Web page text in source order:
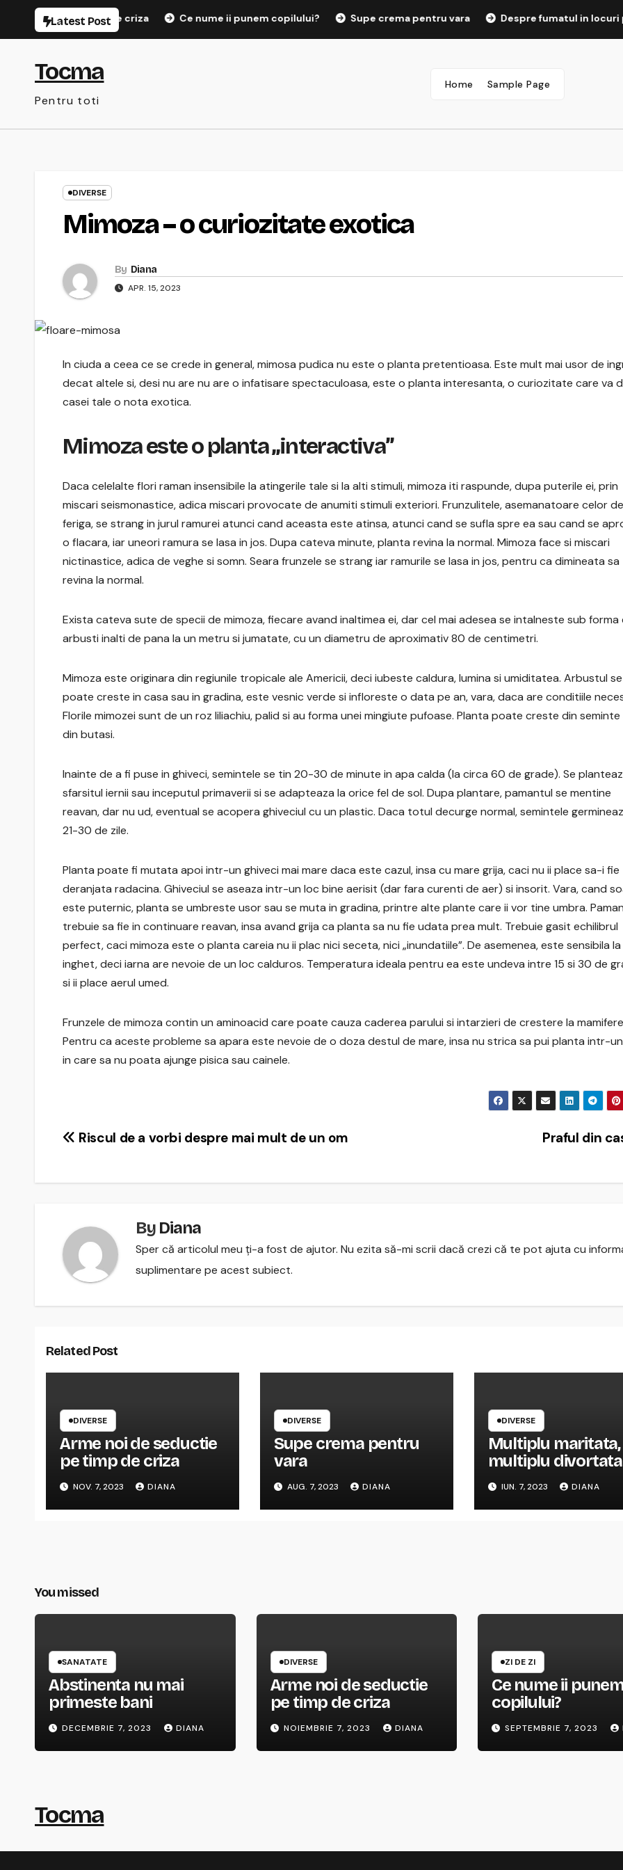
Latest Post
pe timp de criza Ce nume ii punem copilului? Supe crema pentru vara Despre fumatul in locuri
Tocma
Pentru toti
Home Sample Page
DIVERSE
Mimoza – o curiozitate exotica
By Diana
APR. 15, 2023
In ciuda a ceea ce se crede in general, mimosa pudica nu este o planta pretentioasa. Este mult mai usor de
decat altele si, desi nu are nu are o infatisare spectaculoasa, este o planta interesanta, o curiozitate care va
casei tale o nota exotica.
Mimoza este o planta „interactiva”
Daca celelalte flori raman insensibile la atingerile tale si la alti stimuli, mimoza iti raspunde, dupa puterile ei, prin
miscari seismonastice, adica miscari provocate de anumiti stimuli exteriori. Frunzulitele, asemanatoare celor de
feriga, se strang in jurul ramurei atunci cand aceasta este atinsa, atunci cand se sufla spre ea sau cand se
o flacara, iar uneori ramura se lasa in jos. Dupa cateva minute, planta revina la normal. Mimoza face si miscari
nictinastice, adica de veghe si somn. Seara frunzele se strang iar ramurile se lasa in jos, pentru ca dimineata sa
revina la normal.
Exista cateva sute de specii de mimoza, fiecare avand inaltimea ei, dar cel mai adesea se intalneste sub forma
arbusti inalti de pana la un metru si jumatate, cu un diametru de aproximativ 80 de centimetri.
Mimoza este originara din regiunile tropicale ale Americii, deci iubeste caldura, lumina si umiditatea. Arbustul se
poate creste in casa sau in gradina, este vesnic verde si infloreste o data pe an, vara, daca are conditiile
Florile mimozei sunt de un roz liliachiu, palid si au forma unei mingiute pufoase. Planta poate creste din seminte
din butasi.
Inainte de a fi puse in ghiveci, semintele se tin 20-30 de minute in apa calda (la circa 60 de grade). Se
sfarsitul iernii sau inceputul primaverii si se adapteaza la orice fel de sol. Dupa plantare, pamantul se mentine
reavan, dar nu ud, eventual se acopera ghiveciul cu un plastic. Daca totul decurge normal, semintele
21-30 de zile.
Planta poate fi mutata apoi intr-un ghiveci mai mare daca este cazul, insa cu mare grija, caci nu ii place sa-i fie
deranjata radacina. Ghiveciul se aseaza intr-un loc bine aerisit (dar fara curenti de aer) si insorit. Vara, cand
este puternic, planta se umbreste usor sau se muta in gradina, printre alte plante care ii vor tine umbra.
trebuie sa fie in continuare reavan, insa avand grija ca planta sa nu fie udata prea mult. Trebuie gasit echilibrul
perfect, caci mimoza este o planta careia nu ii plac nici seceta, nici „inundatiile”. De asemenea, este sensibila la
inghet, deci iarna are nevoie de un loc calduros. Temperatura ideala pentru ea este undeva intre 15 si 30 de
si ii place aerul umed.
Frunzele de mimoza contin un aminoacid care poate cauza caderea parului si intarzieri de crestere la
Pentru ca aceste probleme sa apara este nevoie de o doza destul de mare, insa nu strica sa pui planta intr-
in care sa nu poata ajunge pisica sau cainele.
Navigare
Praful din
Riscul de a vorbi despre mai mult de un om
By Diana
Sper că articolul meu ți-a fost de ajutor. Nu ezita să-mi scrii dacă crezi că te pot ajuta cu
suplimentare pe acest subiect.
Related Post
DIVERSE
Arme noi de seductie
pe timp de criza
NOV. 7, 2023 DIANA
DIVERSE
Supe crema pentru
vara
AUG. 7, 2023 DIANA
DIVERSE
Multiplu maritata,
multiplu
Like and share
IUN. 7, 2023 DIANA
You missed
SANATATE
Abstinenta nu mai
primeste bani
DECEMBRIE 7, 2023 DIANA
DIVERSE
Arme noi de seductie
pe timp de criza
NOIEMBRIE 7, 2023 DIANA
ZI DE ZI
Ce nume ii
copilului?
SEPTEMBRIE 7, 2023
Tocma